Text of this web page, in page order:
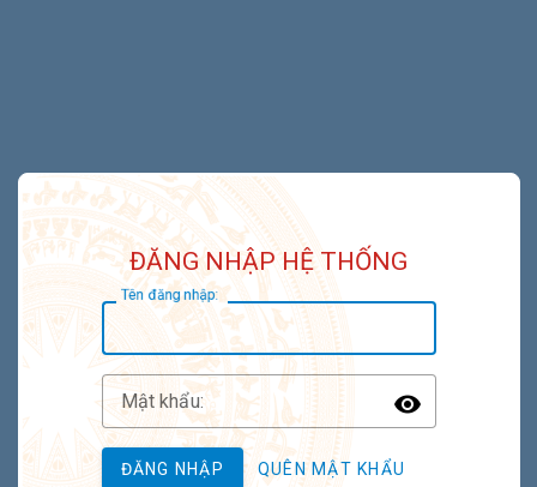
ĐĂNG NHẬP HỆ THỐNG
Tên đăng nhập:
Mật khẩu:
Toggle
ĐĂNG NHẬP QUÊN MẬT KHẨU